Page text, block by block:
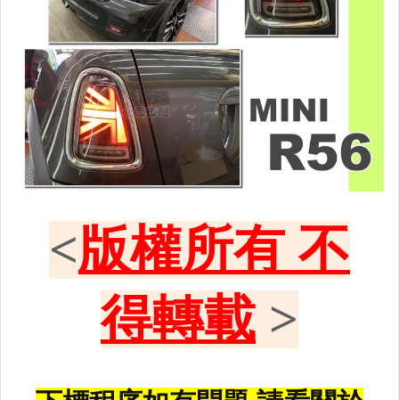
各車系LED後保桿下霧燈
專用型魚眼霧燈.光圈魚眼霧燈
BMW光圈燈泡.CCFL光圈
LED第三剎車燈.LED燈泡
各車系專用DRL日行燈
前後保桿.前後下巴.側裙.尾翼
升降機.汽車零件.鈑金零件
內.外把手.後視鏡.LED後視鏡
大燈框.後燈框.側燈框.霧燈框
煞車油門踏板.冷光迎賓踏板